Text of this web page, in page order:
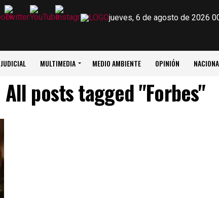
jueves, 6 de agosto de 2026
JUDICIAL MULTIMEDIA MEDIO AMBIENTE OPINIÓN
All posts tagged "Forbes"